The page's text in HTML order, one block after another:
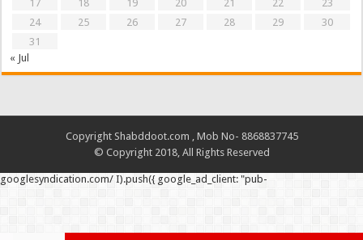
17
18 19 20 21 22
23
24
25 26 27 28 29
30
31
« Jul
Copyright Shabddoot.com , Mob No- 8868837745
© Copyright 2018, All Rights Reserved
googlesyndication.com/ I).push({ google_ad_client: "pub-